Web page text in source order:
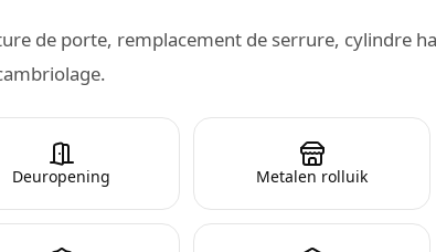
de porte, remplacement de serrure, cylindre
Deuropening Metalen rolluik